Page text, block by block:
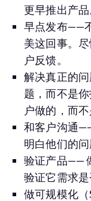
更早推出产品
早点发布——
美这回事。
户反馈。
解决真正的
题，而不是
户做的，而
和客户沟通
明白他们的问
验证产品——
验证它需求是
做可规模化